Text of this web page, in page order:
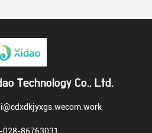
Technology Co., Ltd.
028-86763031